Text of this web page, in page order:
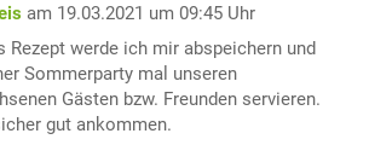
am 19.03.2021 um 09:45 Uhr
Rezept werde ich mir abspeichern und
Sommerparty mal unseren
Gästen bzw. Freunden servieren.
gut ankommen.